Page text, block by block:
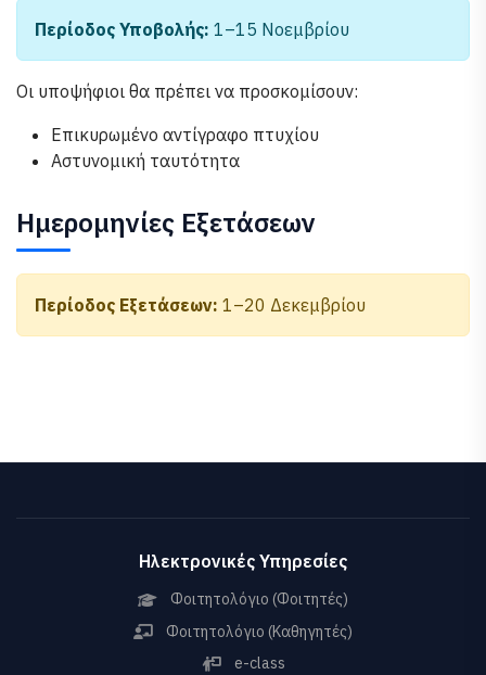
Περίοδος Υποβολής: 1–15 Νοεμβρίου
Οι υποψήφιοι θα πρέπει να προσκομίσουν:
Επικυρωμένο αντίγραφο πτυχίου
Αστυνομική ταυτότητα
Ημερομηνίες Εξετάσεων
Περίοδος Εξετάσεων: 1–20 Δεκεμβρίου
Ηλεκτρονικές Υπηρεσίες
Φοιτητολόγιο (Φοιτητές)
Φοιτητολόγιο (Καθηγητές)
e-class